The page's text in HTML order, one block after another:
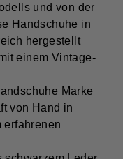
und von der
Handschuhe in
hergestellt
einem Vintage-
Marke
von Hand in
erfahrenen